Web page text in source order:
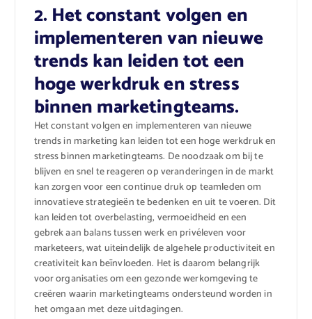
2. Het constant volgen en
implementeren van nieuwe
trends kan leiden tot een
hoge werkdruk en stress
binnen marketingteams.
Het constant volgen en implementeren van nieuwe
trends in marketing kan leiden tot een hoge werkdruk en
stress binnen marketingteams. De noodzaak om bij te
blijven en snel te reageren op veranderingen in de markt
kan zorgen voor een continue druk op teamleden om
innovatieve strategieën te bedenken en uit te voeren. Dit
kan leiden tot overbelasting, vermoeidheid en een
gebrek aan balans tussen werk en privéleven voor
marketeers, wat uiteindelijk de algehele productiviteit en
creativiteit kan beïnvloeden. Het is daarom belangrijk
voor organisaties om een gezonde werkomgeving te
creëren waarin marketingteams ondersteund worden in
het omgaan met deze uitdagingen.